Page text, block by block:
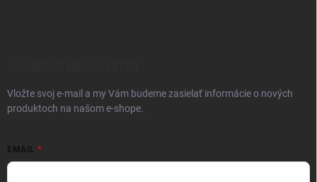
Vložte svoj e-mail a my Vám budeme zasielať informácie o nových
produktoch na našom e-shope.
EMAIL